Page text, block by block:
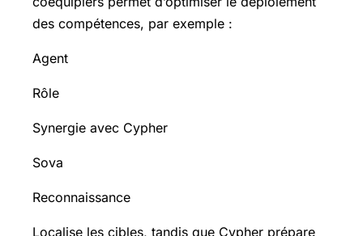
des compétences, par exemple :
Agent
Rôle
Synergie avec Cypher
Sova
Reconnaissance
Localise les cibles, tandis que Cypher prépare